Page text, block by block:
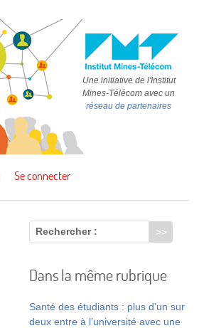
Une initiative de l'Institut
Mines-Télécom avec un
réseau de partenaires
Se connecter
Rechercher :
Dans la même rubrique
Santé des étudiants : plus d’un sur
deux entre à l’université avec une